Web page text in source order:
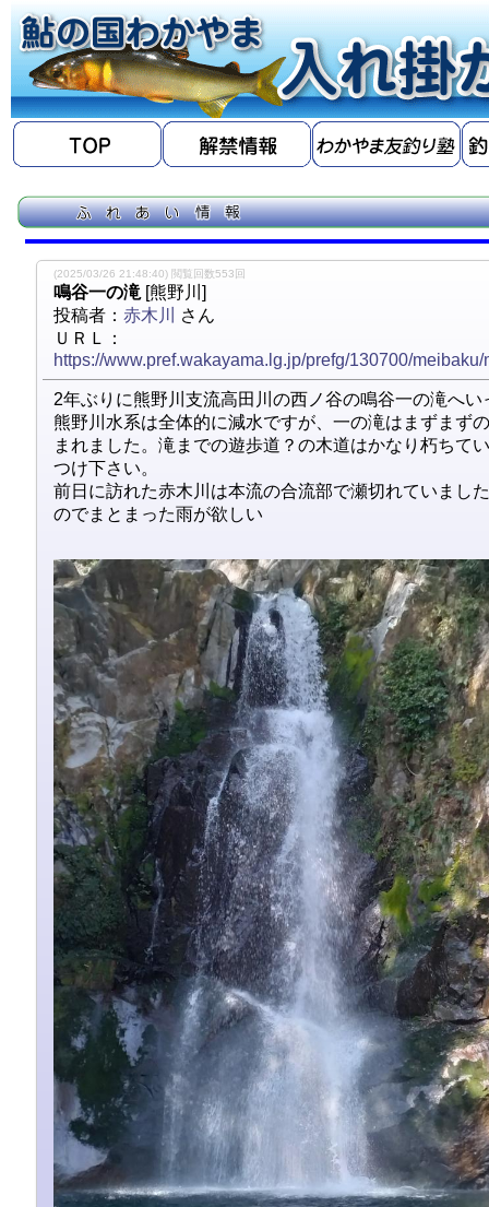
(2025/03/26 21:48:40) 閲覧回数553回
鳴谷一の滝 [熊野川]
投稿者： 赤木川
さん
ＵＲＬ：
https://www.pref.wakayama.lg.jp/prefg/130700/
2年ぶりに熊野川支流高田川の西ノ谷の鳴谷一の滝へい
熊野川水系は全体的に減水ですが、一の滝はまずまず
まれました。滝までの遊歩道？の木道はかなり朽ちて
つけ下さい。
前日に訪れた赤木川は本流の合流部で瀬切れていまし
のでまとまった雨が欲しい